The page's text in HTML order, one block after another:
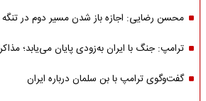
محسن رضایی: اجازه باز شدن مسیر دوم در تنگه
ترامپ: جنگ با ایران به‌زودی پایان می‌یابد؛
گفت‌وگوی ترامپ با بن سلمان درباره ایران